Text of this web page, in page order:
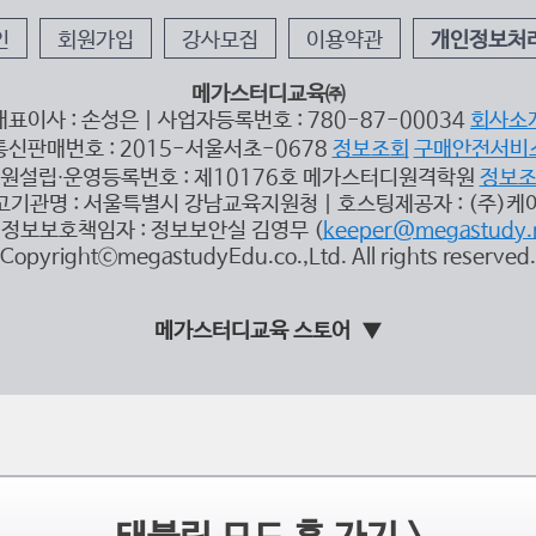
회원가입 강사모집 이용약관 개인정보처
메가스터디교육㈜
표이사 : 손성은 | 사업자등록번호 : 780-87-00034 회사소
신판매번호 : 2015-서울서초-0678 정보조회 구매안전서비
설립∙운영등록번호 : 제10176호 메가스터디원격학원 정보
기관명 : 서울특별시 강남교육지원청 | 호스팅제공자 : (주)케
보보호책임자 : 정보보안실 김영무 (
CopyrightⓒmegastudyEdu.co.,Ltd. All rights reserved.
메가스터디교육 스토어